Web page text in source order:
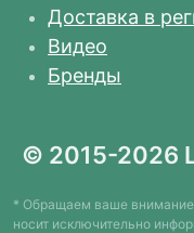
Доставка в
Видео
Бренды
© 2015-2026
* Обращаем ваше внимание
носит исключительно